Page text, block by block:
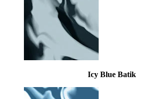
Icy Blue Batik